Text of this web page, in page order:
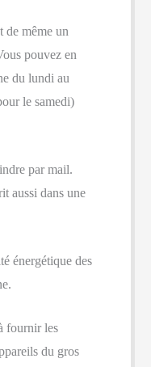
de même un
pouvez en
du lundi au
le samedi)
par mail.
aussi dans une
énergétique des
fournir les
du gros